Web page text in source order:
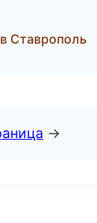
Ставрополь
→